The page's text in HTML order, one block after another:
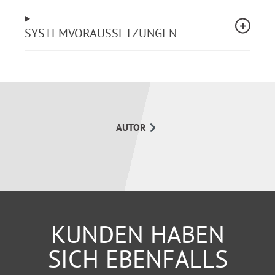
nie mehr sprachlos bleiben!
SYSTEMVORAUSSETZUNGEN
AUTOR
KUNDEN HABEN
SICH EBENFALLS